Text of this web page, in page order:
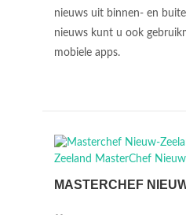
nieuws uit binnen- en
nieuws kunt u ook
mobiele apps.
MASTERCHEF